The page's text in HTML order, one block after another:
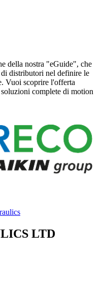
della nostra "eGuide", che
di distributori nel definire le
Vuoi scoprire l'offerta
complete di motion
LTD